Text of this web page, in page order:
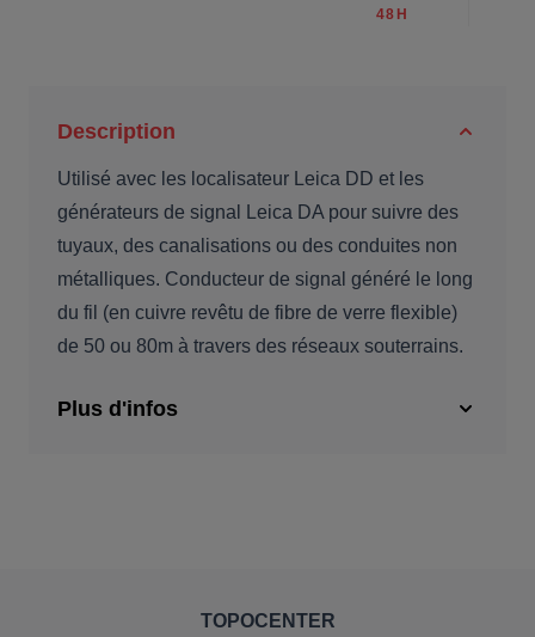
48H
Description
Utilisé avec les localisateur Leica DD et les
générateurs de signal Leica DA pour suivre des
tuyaux, des canalisations ou des conduites non
métalliques. Conducteur de signal généré le long
du fil (en cuivre revêtu de fibre de verre flexible)
de 50 ou 80m à travers des réseaux souterrains.
Plus d'infos
TOPOCENTER